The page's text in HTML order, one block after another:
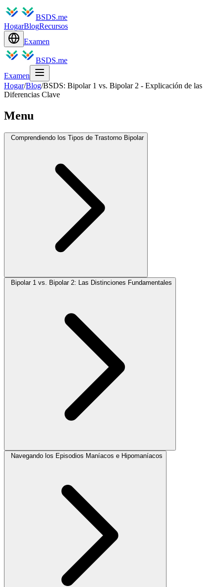
BSDS.me
HogarBlogRecursos
Examen
BSDS.me
Examen
Hogar/Blog/BSDS: Bipolar 1 vs. Bipolar 2 - Explicación de las
Diferencias Clave
Menu
Comprendiendo los Tipos de Trastorno Bipolar
Bipolar 1 vs. Bipolar 2: Las Distinciones Fundamentales
Navegando los Episodios Maníacos e Hipomaníacos